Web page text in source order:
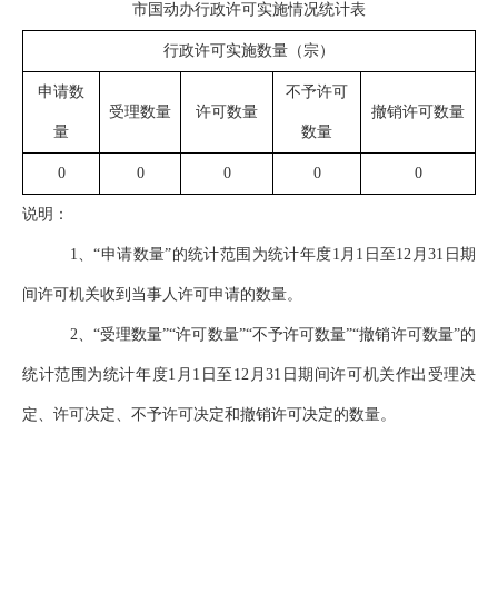
市国动办行政许可实施情况统计表
行政许可实施数量（宗）
申请数
量
受理数量 许可数量
不予许可
数量
撤销许可数量
0 0 0 0 0
说明：
1、“申请数量”的统计范围为统计年度1月1日至12月31日期
间许可机关收到当事人许可申请的数量。
2、“受理数量”“许可数量”“不予许可数量”“撤销许可数量”的
统计范围为统计年度1月1日至12月31日期间许可机关作出受理决
定、许可决定、不予许可决定和撤销许可决定的数量。